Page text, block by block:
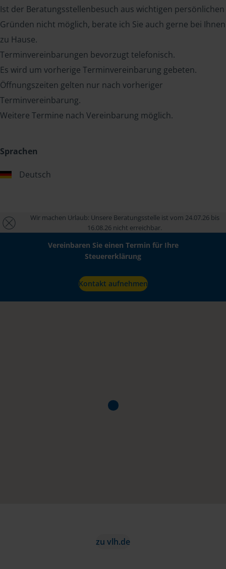
Ist der Beratungsstellenbesuch aus wichtigen persönlichen
Gründen nicht möglich, berate ich Sie auch gerne bei Ihnen
zu Hause.
Terminvereinbarungen bevorzugt telefonisch.
Es wird um vorherige Terminvereinbarung gebeten.
Öffnungszeiten gelten nur nach vorheriger
Terminvereinbarung.
Weitere Termine nach Vereinbarung möglich.
Sprachen
Deutsch
Wir machen Urlaub: Unsere Beratungsstelle ist vom 24.07.26 bis
16.08.26 nicht erreichbar.
Vereinbaren Sie einen Termin für Ihre
Steuererklärung
Kontakt aufnehmen
zu vlh.de